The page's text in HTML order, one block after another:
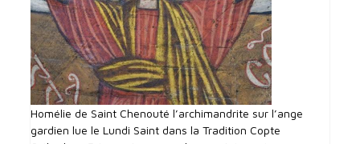
Homélie de Saint Chenouté l’archimandrite sur l’ange
gardien lue le Lundi Saint dans la Tradition Copte